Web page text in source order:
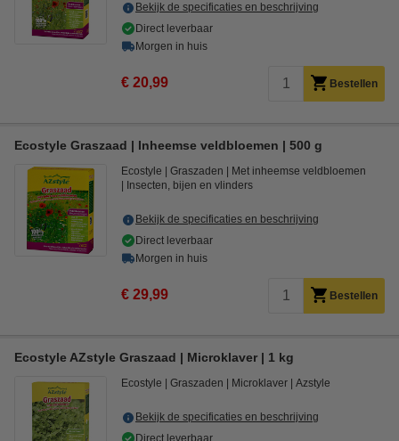
Bekijk de specificaties en beschrijving
Direct leverbaar
Morgen in huis
€ 20,99 Bestellen
Ecostyle Graszaad | Inheemse veldbloemen | 500 g
Ecostyle Graszaden
Met inheemse veldbloemen
Insecten, bijen en vlinders
Bekijk de specificaties en beschrijving
Direct leverbaar
Morgen in huis
€ 29,99 Bestellen
Ecostyle AZstyle Graszaad | Microklaver | 1 kg
Ecostyle Graszaden Microklaver Azstyle
Bekijk de specificaties en beschrijving
Direct leverbaar